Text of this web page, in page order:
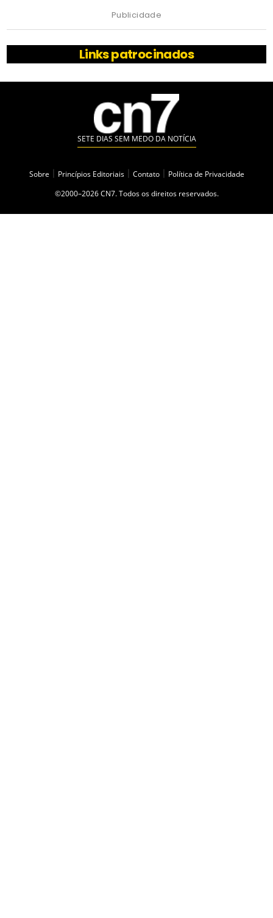
Publicidade
Links patrocinados
SETE DIAS SEM MEDO DA NOTÍCIA
Sobre Princípios Editoriais Contato
Política de Privacidade
©2000–2026 CN7. Todos os direitos reservados.